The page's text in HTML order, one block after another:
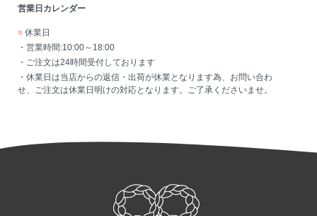
営業日カレンダー
■ 休業日
・営業時間:10:00～18:00
・ご注文は24時間受付しております
・休業日は当店からの返信・出荷が休業となります為、お問い合わ
せ、ご注文は休業日明けの対応となります。ご了承くださいませ。